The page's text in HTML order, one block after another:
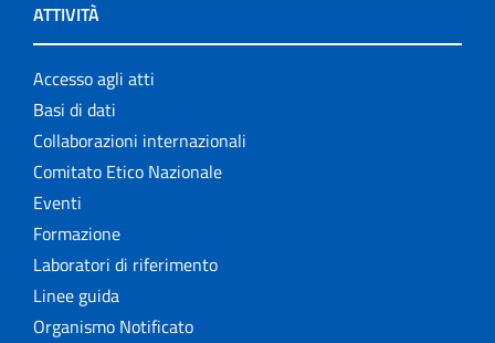
ATTIVITÀ
Accesso agli atti
Basi di dati
Collaborazioni internazionali
Comitato Etico Nazionale
Eventi
Formazione
Laboratori di riferimento
Linee guida
Organismo Notificato